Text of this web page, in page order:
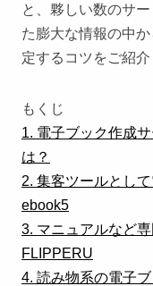
と、夥しい数のサ
た膨大な情報の中
定するコツをご紹介
もくじ
1. 電子ブック作成
は？
2. 集客ツールとし
ebook5
3. マニュアルなど
FLIPPERU
4. 読み物系の電子